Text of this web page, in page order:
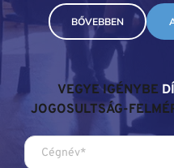
BŐVEBBEN
VEGYE IGÉNYBE
JOGOSULTSÁG-